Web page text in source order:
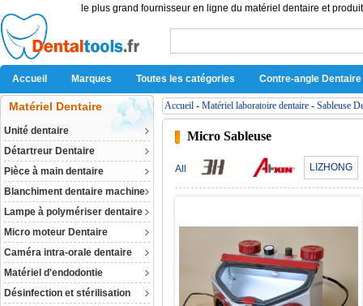
le plus grand fournisseur en ligne du matériel dentaire et
Accueil Marques Toutes les catégories Contre-angle Dentaire
Matériel Dentaire
Unité dentaire
Détartreur Dentaire
Pièce à main dentaire
Blanchiment dentaire machine
Lampe à polymériser dentaire
Micro moteur Dentaire
Caméra intra-orale dentaire
Matériel d'endodontie
Désinfection et stérilisation
Accueil - Matériel laboratoire dentaire - Sableuse
Micro Sableuse
All LIZHONG